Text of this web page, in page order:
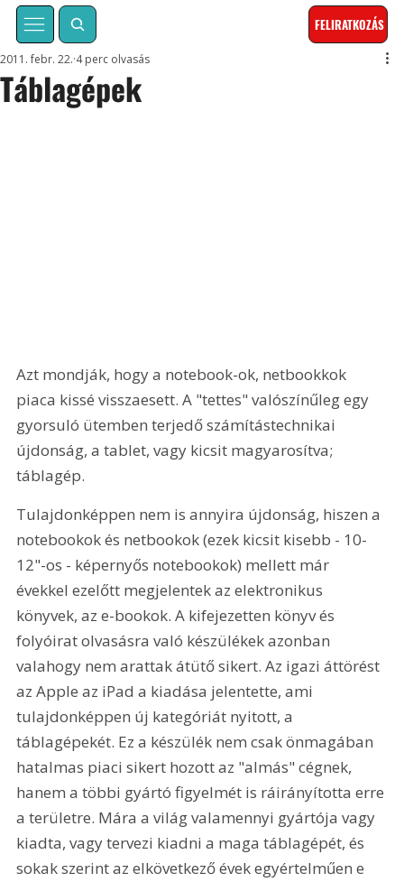
FELIRATKOZÁS
Táblagépek
2011. febr. 22. 4 perc olvasás
Azt mondják, hogy a notebook-ok, netbookkok
piaca kissé visszaesett. A "tettes" valószínűleg egy
gyorsuló ütemben terjedő számítástechnikai
újdonság, a tablet, vagy kicsit magyarosítva;
táblagép.
Tulajdonképpen nem is annyira újdonság, hiszen a
notebookok és netbookok (ezek kicsit kisebb - 10-
12"-os - képernyős notebookok) mellett már
évekkel ezelőtt megjelentek az elektronikus
könyvek, az e-bookok. A kifejezetten könyv és
folyóirat olvasásra való készülékek azonban
valahogy nem arattak átütő sikert. Az igazi áttörést
az Apple az iPad a kiadása jelentette, ami
tulajdonképpen új kategóriát nyitott, a
táblagépekét. Ez a készülék nem csak önmagában
hatalmas piaci sikert hozott az "almás" cégnek,
hanem a többi gyártó figyelmét is ráirányította erre
a területre. Mára a világ valamennyi gyártója vagy
kiadta, vagy tervezi kiadni a maga táblagépét, és
sokak szerint az elkövetkező évek egyértelműen e